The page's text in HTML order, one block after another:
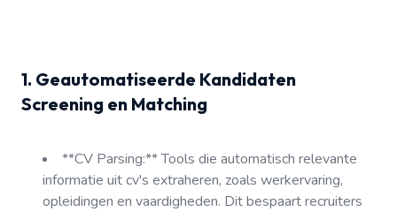
1. Geautomatiseerde Kandidaten
Screening en Matching
**CV Parsing:** Tools die automatisch relevante
informatie uit cv's extraheren, zoals werkervaring,
opleidingen en vaardigheden. Dit bespaart recruiters